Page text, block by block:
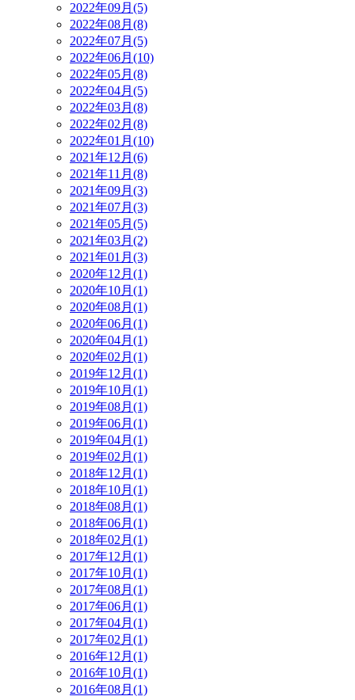
2022年09月(5)
2022年08月(8)
2022年07月(5)
2022年06月(10)
2022年05月(8)
2022年04月(5)
2022年03月(8)
2022年02月(8)
2022年01月(10)
2021年12月(6)
2021年11月(8)
2021年09月(3)
2021年07月(3)
2021年05月(5)
2021年03月(2)
2021年01月(3)
2020年12月(1)
2020年10月(1)
2020年08月(1)
2020年06月(1)
2020年04月(1)
2020年02月(1)
2019年12月(1)
2019年10月(1)
2019年08月(1)
2019年06月(1)
2019年04月(1)
2019年02月(1)
2018年12月(1)
2018年10月(1)
2018年08月(1)
2018年06月(1)
2018年02月(1)
2017年12月(1)
2017年10月(1)
2017年08月(1)
2017年06月(1)
2017年04月(1)
2017年02月(1)
2016年12月(1)
2016年10月(1)
2016年08月(1)